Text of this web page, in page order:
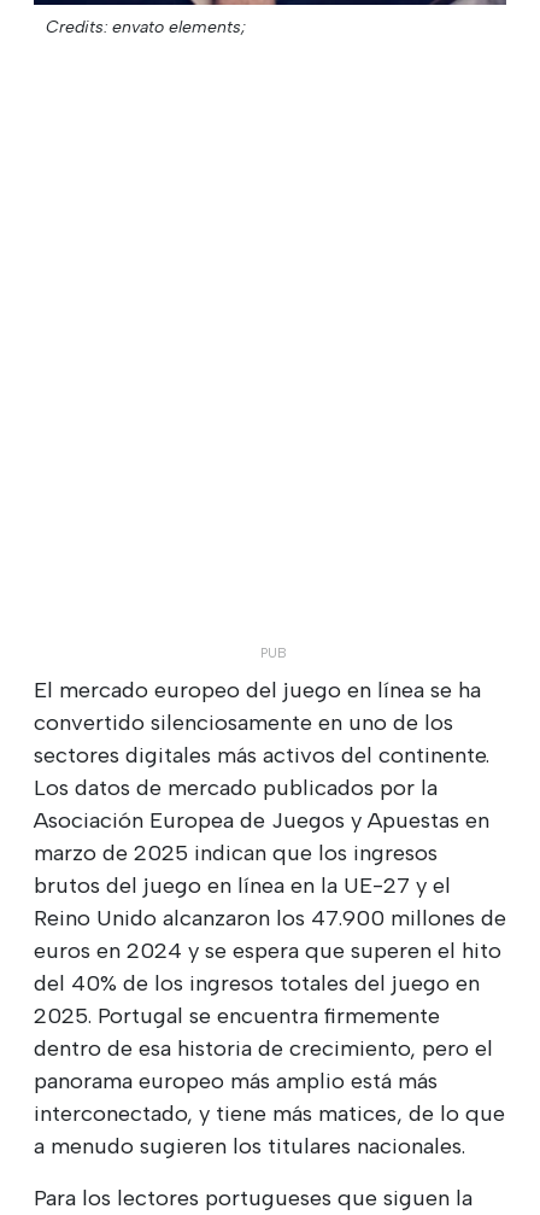
Credits: envato elements;
El mercado europeo del juego en línea se ha
convertido silenciosamente en uno de los
sectores digitales más activos del continente.
Los datos de mercado publicados por la
Asociación Europea de Juegos y Apuestas en
marzo de 2025 indican que los ingresos
brutos del juego en línea en la UE-27 y el
Reino Unido alcanzaron los 47.900 millones de
euros en 2024 y se espera que superen el hito
del 40% de los ingresos totales del juego en
2025. Portugal se encuentra firmemente
dentro de esa historia de crecimiento, pero el
panorama europeo más amplio está más
interconectado, y tiene más matices, de lo que
a menudo sugieren los titulares nacionales.
Para los lectores portugueses que siguen la